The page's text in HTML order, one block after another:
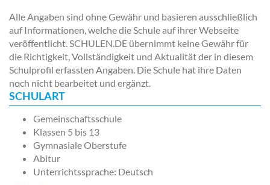
Alle Angaben sind ohne Gewähr und basieren ausschließlich
auf Informationen, welche die Schule auf ihrer Webseite
veröffentlicht. SCHULEN.DE übernimmt keine Gewähr für
die Richtigkeit, Vollständigkeit und Aktualität der in diesem
Schulprofil erfassten Angaben. Die Schule hat ihre Daten
noch nicht bearbeitet und ergänzt.
SCHULART
Gemeinschaftsschule
Klassen 5 bis 13
Gymnasiale Oberstufe
Abitur
Unterrichtssprache: Deutsch